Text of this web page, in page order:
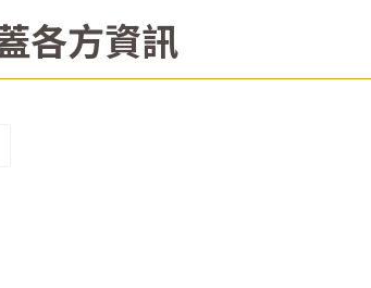
各方資訊